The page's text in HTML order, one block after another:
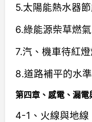
5.太陽能熱水器
6.綠能源柴草燃
7.汽、機車待紅
8.道路補平的水
第四章、感電、漏電
4-1、火線與地線